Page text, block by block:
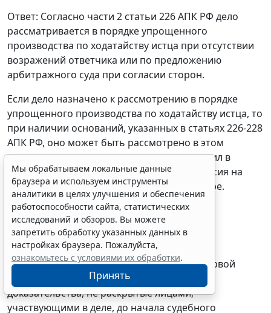
Ответ: Согласно части 2 статьи 226АПК РФ дело
рассматривается в порядке упрощенного
производства по ходатайству истца при отсутствии
возражений ответчика или по предложению
арбитражного суда при согласии сторон.
Если дело назначено к рассмотрению в порядке
упрощенного производства по ходатайству истца, то
при наличии оснований, указанных в статьях 226-228
АПК РФ, оно может быть рассмотрено в этом
порядке и тогда, когда ответчик не направил в
арбитражный суд ни возражений, ни согласия на
рассмотрение дела по названной процедуре.
Доказательства и доказывание
35. Вопрос: Вправе ли арбитражный суд первой
инстанции принимать и исследовать
доказательства, не раскрытые лицами,
участвующими в деле, до начала судебного
Мы обрабатываем локальные данные
браузера и используем инструменты
аналитики в целях улучшения и обеспечения
работоспособности сайта, статистических
исследований и обзоров. Вы можете
запретить обработку указанных данных в
настройках браузера. Пожалуйста,
ознакомьтесь с условиями их обработки.
Принять